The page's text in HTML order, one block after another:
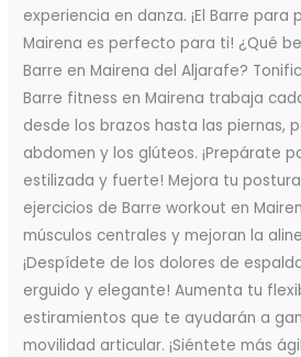
experiencia en danza. ¡El Barre para
Mairena es perfecto para ti! ¿Qué
Barre en Mairena del Aljarafe?
Barre fitness en Mairena trabaja
desde los brazos hasta las piernas,
abdomen y los glúteos. ¡Prepárate
estilizada y fuerte! Mejora tu
ejercicios de Barre workout en
músculos centrales y mejoran la
¡Despídete de los dolores de
erguido y elegante! Aumenta tu
estiramientos que te ayudarán a
movilidad articular. ¡Siéntete más